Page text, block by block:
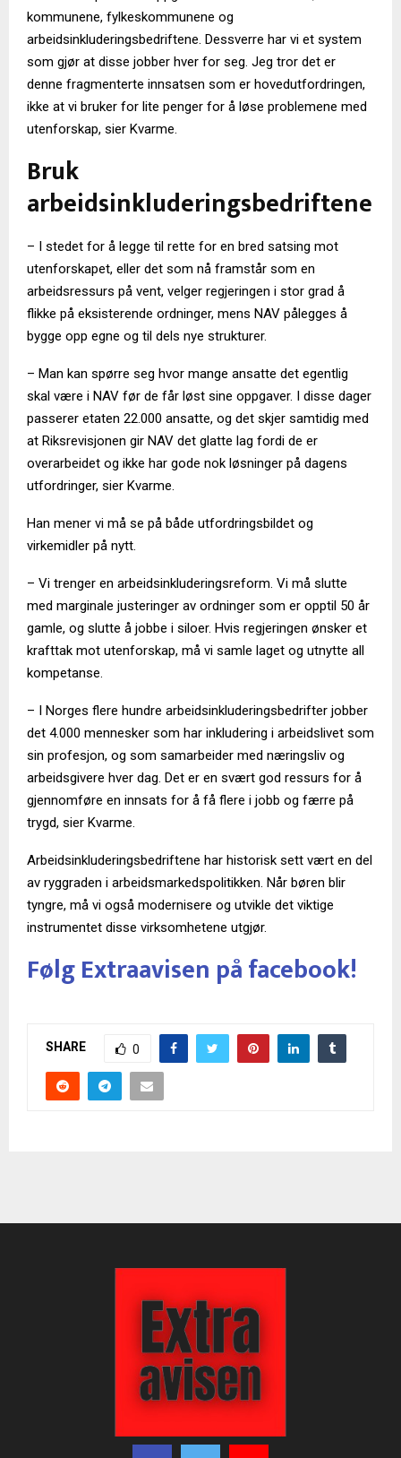
kommunene, fylkeskommunene og
arbeidsinkluderingsbedriftene. Dessverre har vi et system
som gjør at disse jobber hver for seg. Jeg tror det er
denne fragmenterte innsatsen som er hovedutfordringen,
ikke at vi bruker for lite penger for å løse problemene med
utenforskap, sier Kvarme.
Bruk
arbeidsinkluderingsbedriftene
– I stedet for å legge til rette for en bred satsing mot
utenforskapet, eller det som nå framstår som en
arbeidsressurs på vent, velger regjeringen i stor grad å
flikke på eksisterende ordninger, mens NAV pålegges å
bygge opp egne og til dels nye strukturer.
– Man kan spørre seg hvor mange ansatte det egentlig
skal være i NAV før de får løst sine oppgaver. I disse dager
passerer etaten 22.000 ansatte, og det skjer samtidig med
at Riksrevisjonen gir NAV det glatte lag fordi de er
overarbeidet og ikke har gode nok løsninger på dagens
utfordringer, sier Kvarme.
Han mener vi må se på både utfordringsbildet og
virkemidler på nytt.
– Vi trenger en arbeidsinkluderingsreform. Vi må slutte
med marginale justeringer av ordninger som er opptil 50 år
gamle, og slutte å jobbe i siloer. Hvis regjeringen ønsker et
krafttak mot utenforskap, må vi samle laget og utnytte all
kompetanse.
– I Norges flere hundre arbeidsinkluderingsbedrifter jobber
det 4.000 mennesker som har inkludering i arbeidslivet som
sin profesjon, og som samarbeider med næringsliv og
arbeidsgivere hver dag. Det er en svært god ressurs for å
gjennomføre en innsats for å få flere i jobb og færre på
trygd, sier Kvarme.
Arbeidsinkluderingsbedriftene har historisk sett vært en del
av ryggraden i arbeidsmarkedspolitikken. Når børen blir
tyngre, må vi også modernisere og utvikle det viktige
instrumentet disse virksomhetene utgjør.
Følg Extraavisen på facebook!
SHARE 0